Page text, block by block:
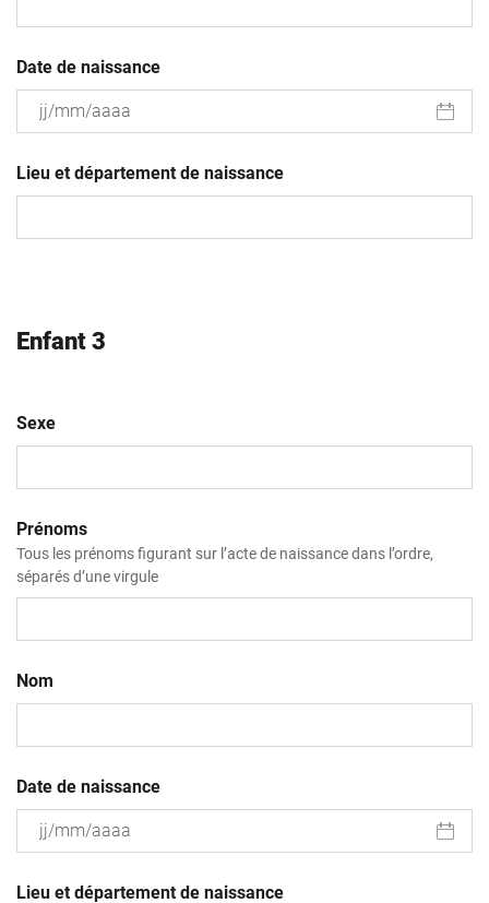
Date de naissance
slash
MM
Lieu et département de naissance
Enfant 3
Sexe
Prénoms
Tous les prénoms figurant sur l’acte de naissance dans l’ordre,
séparés d’une virgule
Nom
Date de naissance
slash
Lieu et département de naissance